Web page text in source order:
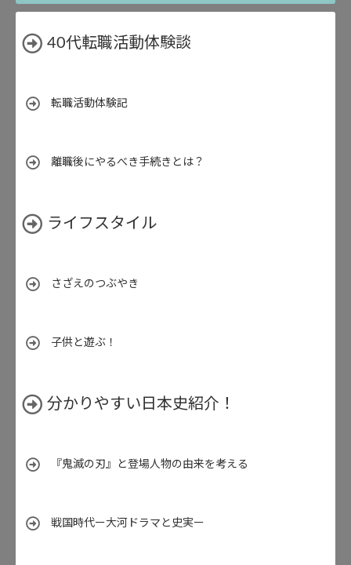
40代転職活動体験談
転職活動体験記
離職後にやるべき手続きとは？
ライフスタイル
さざえのつぶやき
子供と遊ぶ！
分かりやすい日本史紹介！
『鬼滅の刃』と登場人物の由来を考える
戦国時代ー大河ドラマと史実ー